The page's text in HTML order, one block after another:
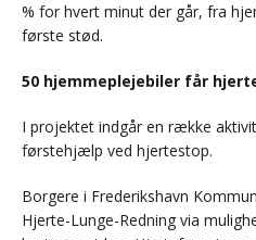
% for hvert minut der går, fra
første stød.
50 hjemmeplejebiler får
I projektet indgår en række
førstehjælp ved hjertestop.
Borgere i Frederikshavn
Hjerte-Lunge-Redning via